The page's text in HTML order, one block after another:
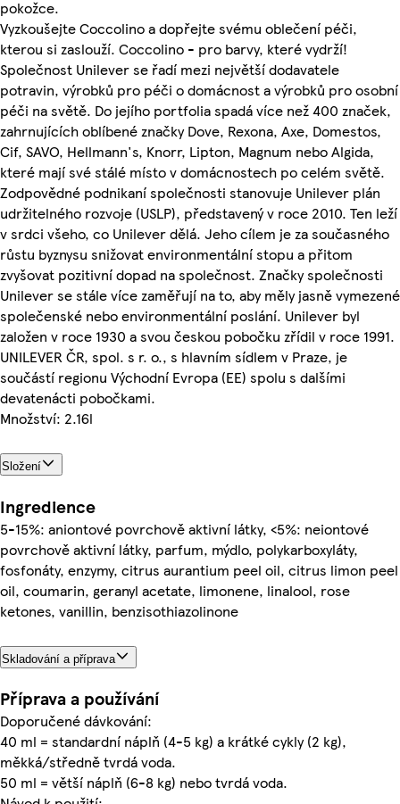
pokožce.
Vyzkoušejte Coccolino a dopřejte svému oblečení péči,
kterou si zaslouží. Coccolino - pro barvy, které vydrží!
Společnost Unilever se řadí mezi největší dodavatele
potravin, výrobků pro péči o domácnost a výrobků pro osobní
péči na světě. Do jejího portfolia spadá více než 400 značek,
zahrnujících oblíbené značky Dove, Rexona, Axe, Domestos,
Cif, SAVO, Hellmann's, Knorr, Lipton, Magnum nebo Algida,
které mají své stálé místo v domácnostech po celém světě.
Zodpovědné podnikaní společnosti stanovuje Unilever plán
udržitelného rozvoje (USLP), představený v roce 2010. Ten leží
v srdci všeho, co Unilever dělá. Jeho cílem je za současného
růstu byznysu snižovat environmentální stopu a přitom
zvyšovat pozitivní dopad na společnost. Značky společnosti
Unilever se stále více zaměřují na to, aby měly jasně vymezené
společenské nebo environmentální poslání. Unilever byl
založen v roce 1930 a svou českou pobočku zřídil v roce 1991.
UNILEVER ČR, spol. s r. o., s hlavním sídlem v Praze, je
součástí regionu Východní Evropa (EE) spolu s dalšími
devatenácti pobočkami.
Množství: 2.16l
Složení
Ingredience
5-15%: aniontové povrchově aktivní látky, <5%: neiontové
povrchově aktivní látky, parfum, mýdlo, polykarboxyláty,
fosfonáty, enzymy, citrus aurantium peel oil, citrus limon peel
oil, coumarin, geranyl acetate, limonene, linalool, rose
ketones, vanillin, benzisothiazolinone
Skladování a příprava
Příprava a používání
Doporučené dávkování:
40 ml = standardní náplň (4-5 kg) a krátké cykly (2 kg),
měkká/středně tvrdá voda.
50 ml = větší náplň (6-8 kg) nebo tvrdá voda.